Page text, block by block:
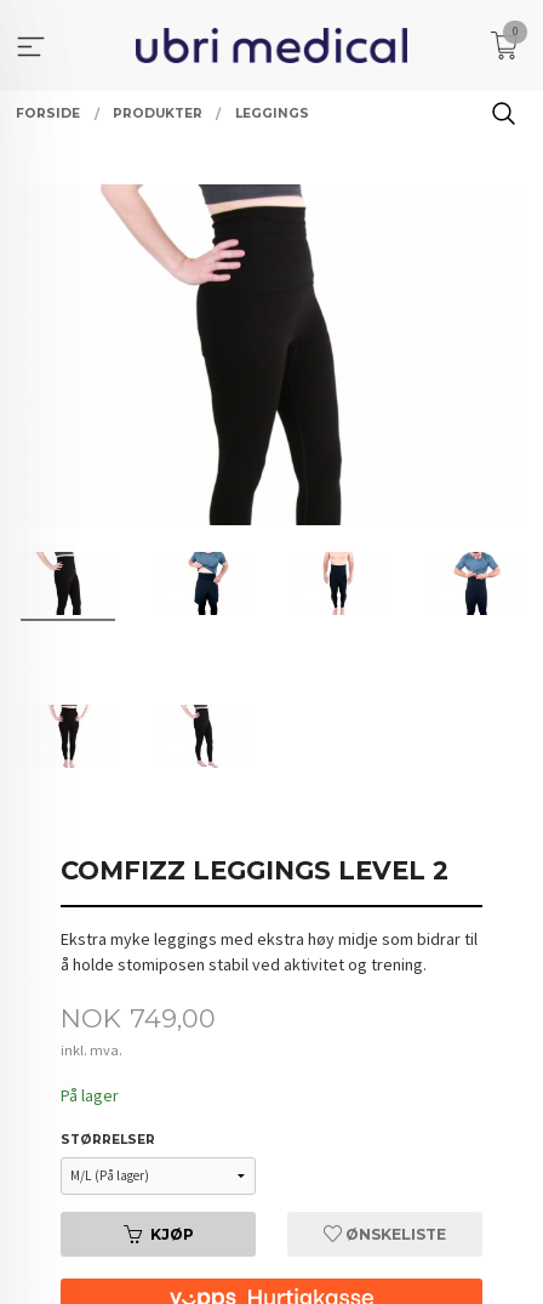
innholdet
0
FORSIDE PRODUKTER LEGGINGS
COMFIZZ LEGGINGS LEVEL 2
Ekstra myke leggings med ekstra høy midje som bidrar til
å holde stomiposen stabil ved aktivitet og trening.
Pris
NOK 749,00
inkl. mva.
På lager
STØRRELSER
KJØP ØNSKELISTE